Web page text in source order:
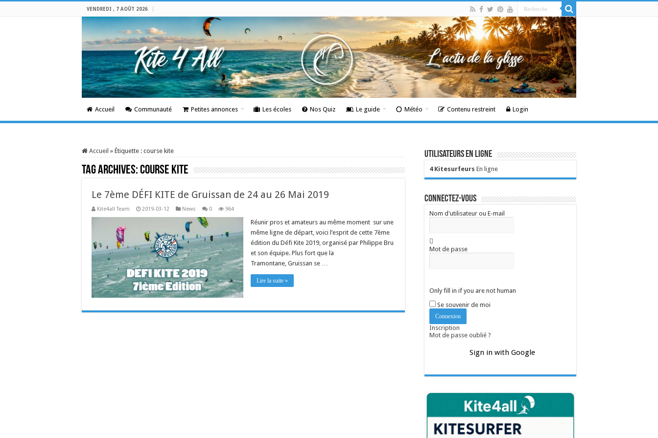
VENDREDI , 7 AOÛT 2026
Accueil Communauté Petites annonces Les écoles Nos Quiz Le guide Météo Contenu restreint Login
Accueil » Étiquette : course kite
Tag Archives:course kite
Le 7ème DÉFI KITE de Gruissan de 24 au 26 Mai 2019
Kite4all Team 2019-03-12 News 0 964
Réunir pros et amateurs au même moment sur une
même ligne de départ, voici l’esprit de cette 7ème
édition du Défi Kite 2019, organisé par Philippe Bru
et son équipe. Plus fort que la
Tramontane, Gruissan se …
Lire la suite »
Utilisateurs en ligne
4 Kitesurfeurs En ligne
Connectez-vous
Nom d'utilisateur ou E-mail
Mot de passe
Only fill in if you are not human
Se souvenir de moi
Inscription
Mot de passe oublié ?
Sign in with Google